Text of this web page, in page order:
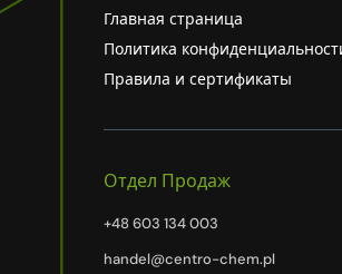
Главная страница
Политика
Правила и сертификаты
Отдел Продаж
+48 603 134 003
handel@centro-chem.pl